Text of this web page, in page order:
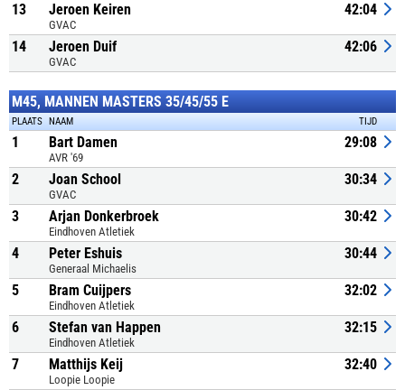
13 Jeroen Keiren
GVAC
42:04
14 Jeroen Duif
GVAC
42:06
M45, MANNEN MASTERS 35/45/55 E
PLAATS NAAM TIJD
1 Bart Damen
AVR '69
29:08
2 Joan School
GVAC
30:34
3 Arjan Donkerbroek
Eindhoven Atletiek
30:42
4 Peter Eshuis
Generaal Michaelis
30:44
5 Bram Cuijpers
Eindhoven Atletiek
32:02
6 Stefan van Happen
Eindhoven Atletiek
32:15
7 Matthijs Keij
Loopie Loopie
32:40